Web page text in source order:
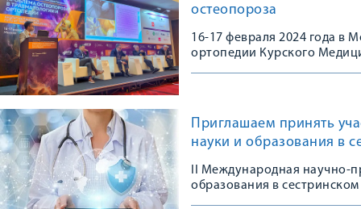
остеопороза
16-17 февраля 2024 года в
ортопедии Курского
Приглашаем принять
науки и образования в
II Международная научно-
образования в